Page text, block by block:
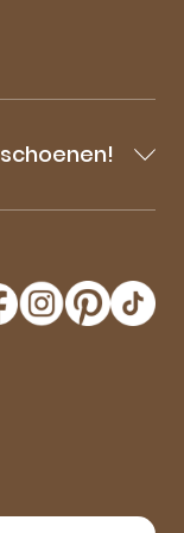
schoenen!